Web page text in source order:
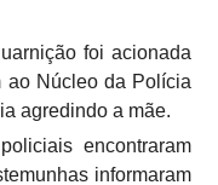
foi acionada
ao Núcleo da Polícia
agredindo a mãe.
encontraram
informaram